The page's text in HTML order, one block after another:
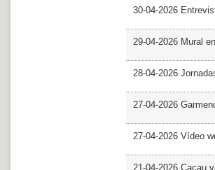
30-04-2026
29-04-2026 Mural
28-04-2026
27-04-2026
27-04-2026 Vídeo
21-04-2026 Cacau